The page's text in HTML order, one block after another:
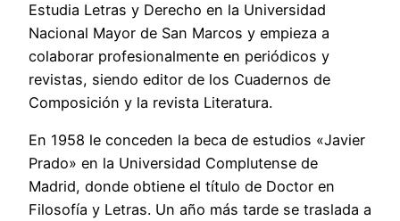
Estudia Letras y Derecho en la Universidad
Nacional Mayor de San Marcos y empieza a
colaborar profesionalmente en periódicos y
revistas, siendo editor de los Cuadernos de
Composición y la revista Literatura.
En 1958 le conceden la beca de estudios «Javier
Prado» en la Universidad Complutense de
Madrid, donde obtiene el título de Doctor en
Filosofía y Letras. Un año más tarde se traslada a